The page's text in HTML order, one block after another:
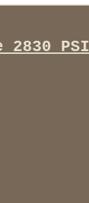
2830 PSI